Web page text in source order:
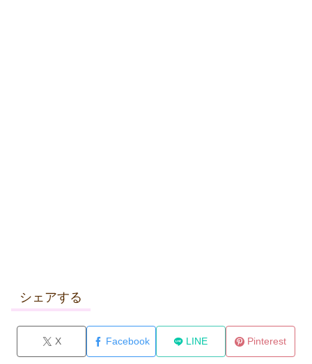
シェアする
X Facebook LINE Pinterest